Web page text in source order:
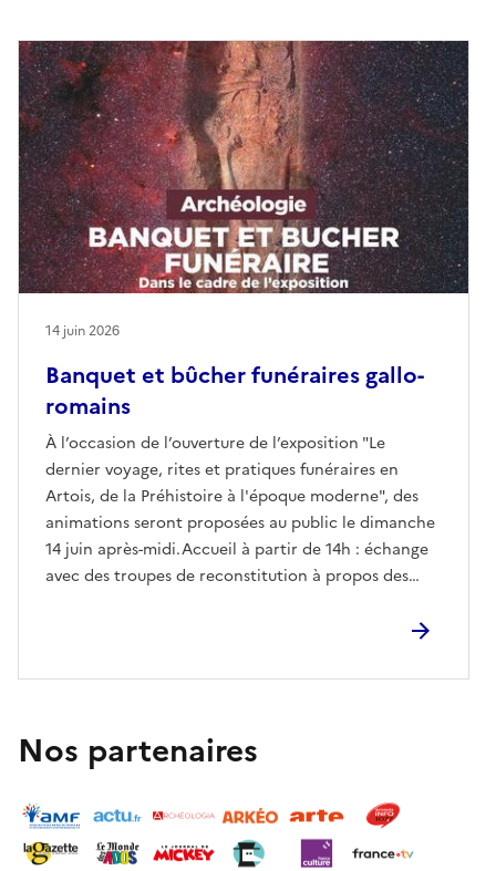
Banquet et bûcher funéraires gallo-
romains
À l’occasion de l’ouverture de l’exposition "Le
dernier voyage, rites et pratiques funéraires en
Artois, de la Préhistoire à l'époque moderne", des
animations seront proposées au public le dimanche
14 juin après-midi.Accueil à partir de 14h : échange
avec des troupes de reconstitution à propos des
travers une expérience conviviale et
reconstitution spectaculaire d’un bûcher funéraire à
17h30 inspiré des rites antiques, offrant au public un
14 juin 2026
Nos partenaires